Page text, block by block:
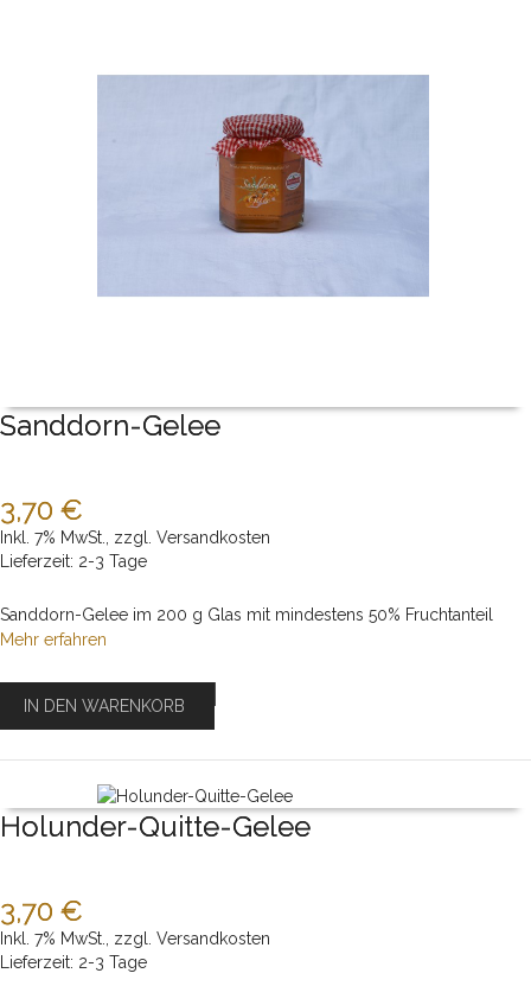
Sanddorn-Gelee
3,70 €
Inkl. 7% MwSt. zzgl. Versandkosten
Lieferzeit: 2-3 Tage
Sanddorn-Gelee im 200 g Glas mit mindestens 50% Fruchtanteil
Mehr erfahren
IN DEN WARENKORB
Holunder-Quitte-Gelee
3,70 €
Inkl. 7% MwSt. zzgl. Versandkosten
Lieferzeit: 2-3 Tage